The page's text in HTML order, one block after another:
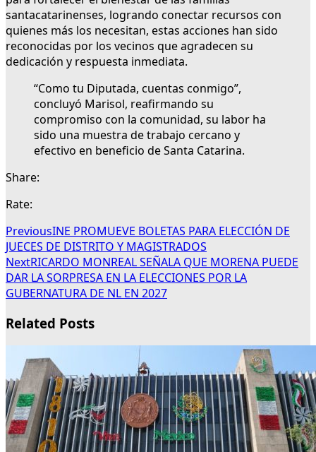
santacatarinenses, logrando conectar recursos con
quienes más los necesitan, estas acciones han sido
reconocidas por los vecinos que agradecen su
dedicación y respuesta inmediata.
“Como tu Diputada, cuentas conmigo”,
concluyó Marisol, reafirmando su
compromiso con la comunidad, su labor ha
sido una muestra de trabajo cercano y
efectivo en beneficio de Santa Catarina.
Share:
Rate:
PreviousINE PROMUEVE BOLETAS PARA ELECCIÓN DE
JUECES DE DISTRITO Y MAGISTRADOS
NextRICARDO MONREAL SEÑALA QUE MORENA PUEDE
DAR LA SORPRESA EN LA ELECCIONES POR LA
GUBERNATURA DE NL EN 2027
Related Posts